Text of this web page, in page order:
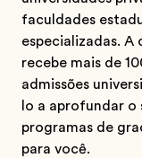
faculdades
especializadas. A
recebe mais de
admissões
lo a aprofundar
programas de
para você.